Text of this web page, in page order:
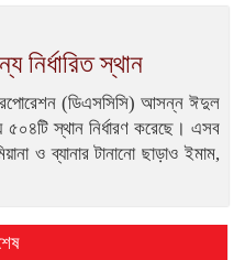
নির্ধারিত স্থান
করপোরেশন (ডিএসসিসি) আসন্ন ঈদুল
স্থান নির্ধারণ করেছে। এসব
ও ব্যানার টানানো ছাড়াও ইমাম,